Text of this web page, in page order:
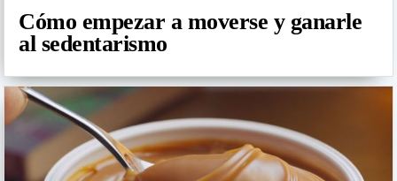
Cómo empezar a moverse y ganarle
al sedentarismo